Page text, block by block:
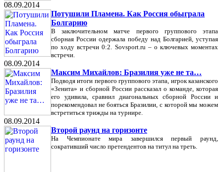
08.09.2014
Потушили Пламена. Как Россия обыграла
Болгарию
В заключительном матче первого группового этапа
сборная России одержала победу над Болгарией, уступая
по ходу встречи 0:2. Sovsport.ru – о ключевых моментах
встречи.
08.09.2014
Максим Михайлов: Бразилия уже не та…
Подводя итоги первого группового этапа, игрок казанского
«Зенита» и сборной России рассказал о команде, которая
его удивила, сравнил диагональных сборной России и
порекомендовал не бояться Бразилии, с которой мы можем
встретиться трижды на турнире.
08.09.2014
Второй раунд на горизонте
На Чемпионате мира завершился первый раунд,
сокративший число претендентов на титул на треть.